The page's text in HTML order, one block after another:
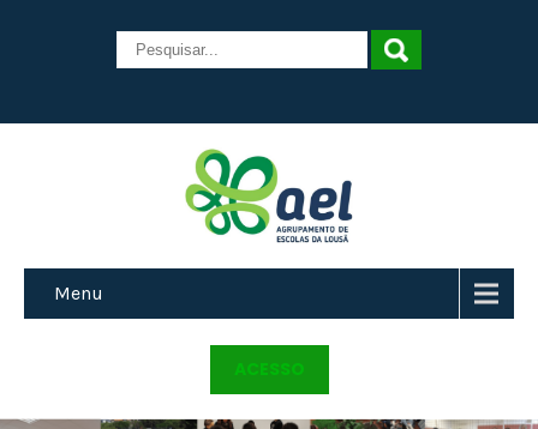
Menu
ACESSO